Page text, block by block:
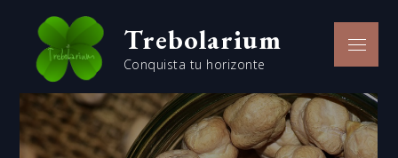
content
Trebolarium
Conquista tu horizonte
Menu